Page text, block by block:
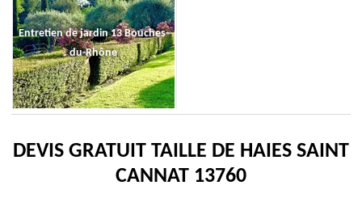
Entretien de jardin 13 Bouches-
du-Rhône
DEVIS GRATUIT TAILLE DE HAIES SAINT
CANNAT 13760